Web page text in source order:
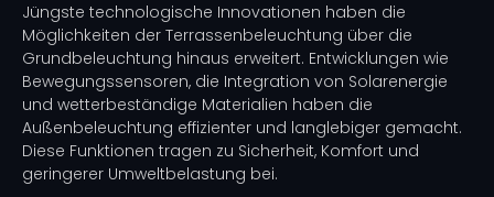
Jüngste technologische Innovationen haben die
Möglichkeiten der Terrassenbeleuchtung über die
Grundbeleuchtung hinaus erweitert. Entwicklungen wie
Bewegungssensoren, die Integration von Solarenergie
und wetterbeständige Materialien haben die
Außenbeleuchtung effizienter und langlebiger gemacht.
Diese Funktionen tragen zu Sicherheit, Komfort und
geringerer Umweltbelastung bei.